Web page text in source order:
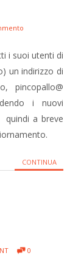
i suoi utenti di
un indirizzo di
pincopallo@
i nuovi
a breve
CONTINUA
0